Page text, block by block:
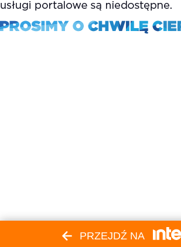
PRZEJDŹ NA